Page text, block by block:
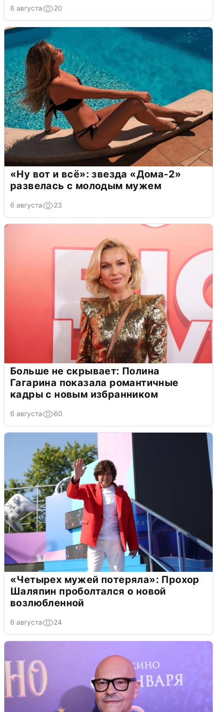
6 августа 20
«Ну вот и всё»: звезда «Дома-2»
развелась с молодым мужем
6 августа 23
Больше не скрывает: Полина
Гагарина показала романтичные
кадры с новым избранником
6 августа 60
«Четырех мужей потеряла»: Прохор
Шаляпин проболтался о новой
возлюбленной
6 августа 24